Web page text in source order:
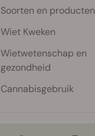
Soorten en producten
Wiet Kweken
Wietwetenschap en
gezondheid
Cannabisgebruik